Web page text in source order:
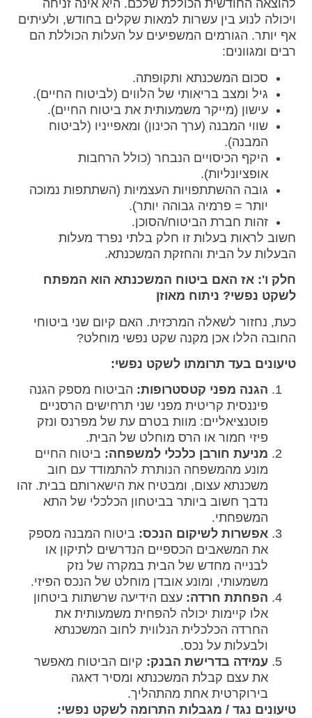
להוצאה החודשית הכוללת שלכם. היא אינה זניחה
ויכולה לנוע בין עשרות למאות שקלים בחודש, ולעיתים
אף יותר. הגורמים המשפיעים על העלות הכוללת הם
רבים ומגוונים:
סכום המשכנתא ותקופתה.
גיל ומצב בריאותי של הלווים (לביטוח החיים).
עישון (מייקר משמעותית את ביטוח החיים).
שווי המבנה (ערך הכינון) ומאפייניו (לביטוח
המבנה).
היקף הכיסויים הנבחר (כולל הרחבות
אופציונליות).
גובה ההשתתפויות העצמיות (השתתפות נמוכה
יותר = פרמיה גבוהה יותר).
זהות חברת הביטוח/הסוכן.
חשוב לראות בעלות זו חלק בלתי נפרד מעלות
הבעלות על הבית והחזקת המשכנתא.
חלק ו': אז האם ביטוח המשכנתא הוא המפתח
לשקט נפשי? ניתוח מאוזן
כעת, נחזור לשאלה המרכזית. האם קיום שני ביטוחי
החובה הללו אכן מקנה שקט נפשי מוחלט?
טיעונים בעד תרומתו לשקט נפשי:
הגנה מפני קטסטרופות: הביטוח מספק הגנה
פיננסית קריטית מפני שני תרחישים הרסניים
פוטנציאליים: מוות בטרם עת של מפרנס ונזק
פיזי חמור או הרס מוחלט של הבית.
מניעת חורבן כלכלי למשפחה: ביטוח החיים
מונע מהמשפחה הנותרת להתמודד עם חוב
משכנתא עצום, ומבטיח את הישארותם בבית. זהו
נדבך חשוב ביותר בביטחון הכלכלי של התא
המשפחתי.
אפשרות לשיקום הנכס: ביטוח המבנה מספק
את המשאבים הכספיים הנדרשים לתיקון או
לבנייה מחדש של הבית במקרה של נזק
משמעותי, ומונע אובדן מוחלט של הנכס הפיזי.
הפחתת חרדה: עצם הידיעה שרשתות ביטחון
אלו קיימות יכולה להפחית משמעותית את
החרדה הכלכלית הנלווית לחוב המשכנתא
ולבעלות על נכס.
עמידה בדרישת הבנק: קיום הביטוח מאפשר
את עצם קבלת המשכנתא ומסיר דאגה
בירוקרטית אחת מהתהליך.
טיעונים נגד / מגבלות התרומה לשקט נפשי: